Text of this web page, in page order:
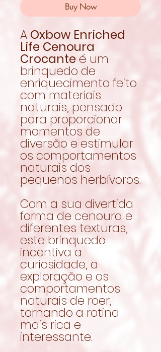
Buy Now
A Oxbow Enriched
Life Cenoura
Crocante é um
brinquedo de
enriquecimento feito
com materiais
naturais, pensado
para proporcionar
momentos de
diversão e estimular
os comportamentos
naturais dos
pequenos herbívoros.
Com a sua divertida
forma de cenoura e
diferentes texturas,
este brinquedo
incentiva a
curiosidade, a
exploração e os
comportamentos
naturais de roer,
tornando a rotina
mais rica e
interessante.